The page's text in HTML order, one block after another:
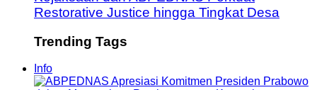
Restorative Justice hingga Tingkat Desa
Trending Tags
Info